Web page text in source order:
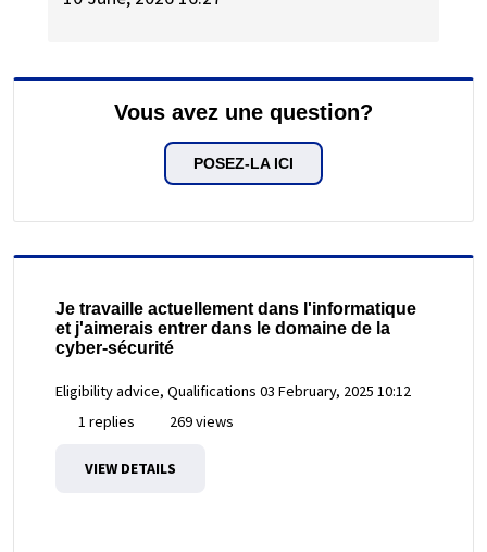
Vous avez une question?
POSEZ-LA ICI
Je travaille actuellement dans l'informatique
et j'aimerais entrer dans le domaine de la
cyber-sécurité
Eligibility advice, Qualifications 03 February, 2025 10:12
1 replies
269 views
VIEW DETAILS